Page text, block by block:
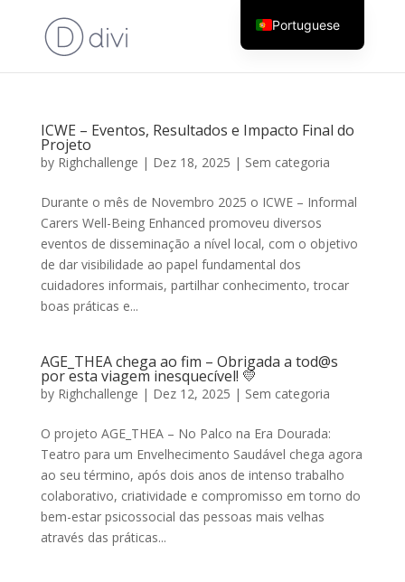
ICWE – Eventos, Resultados e Impacto Final do
Projeto
by Righchallenge | Dez 18, 2025 | Sem categoria
Durante o mês de Novembro 2025 o ICWE – Informal
Carers Well-Being Enhanced promoveu diversos
eventos de disseminação a nível local, com o objetivo
de dar visibilidade ao papel fundamental dos
cuidadores informais, partilhar conhecimento, trocar
boas práticas e...
AGE_THEA chega ao fim – Obrigada a tod@s
por esta viagem inesquecível! 💛
by Righchallenge | Dez 12, 2025 | Sem categoria
O projeto AGE_THEA – No Palco na Era Dourada:
Teatro para um Envelhecimento Saudável chega agora
ao seu término, após dois anos de intenso trabalho
colaborativo, criatividade e compromisso em torno do
bem-estar psicossocial das pessoas mais velhas
através das práticas...
Portuguese
English